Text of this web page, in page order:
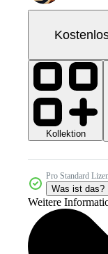
Kollektion
Pro Standard
Was ist das?
Weitere